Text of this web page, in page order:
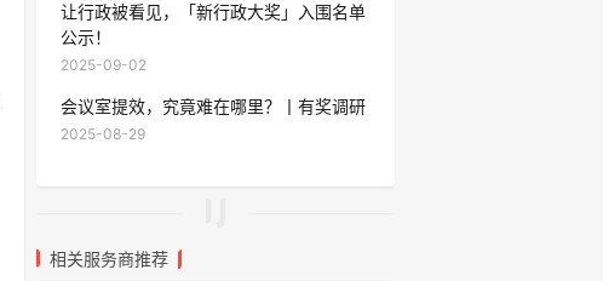
让行政被看见，「新行政大奖」入围名单
公示！
2025-09-02
会议室提效，究竟难在哪里？丨有奖调研
2025-08-29
相关服务商推荐